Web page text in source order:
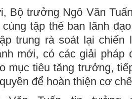
Bộ trưởng Ngô Văn
tập thể ban lãnh
trung rà soát lại
mới, có các giải pháp
mục tiêu tăng trưởng,
để hoàn thiện cơ